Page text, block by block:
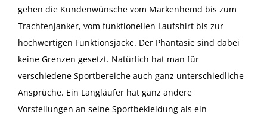
gehen die Kundenwünsche vom Markenhemd bis zum
Trachtenjanker, vom funktionellen Laufshirt bis zur
hochwertigen Funktionsjacke. Der Phantasie sind dabei
keine Grenzen gesetzt. Natürlich hat man für
verschiedene Sportbereiche auch ganz unterschiedliche
Ansprüche. Ein Langläufer hat ganz andere
Vorstellungen an seine Sportbekleidung als ein